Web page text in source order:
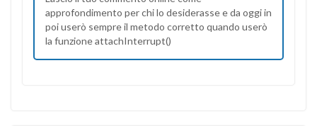
approfondimento per chi lo desiderasse e da oggi in
poi userò sempre il metodo corretto quando userò
la funzione attachInterrupt()